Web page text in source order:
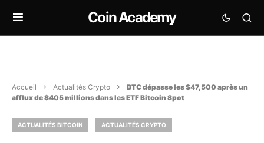
Coin Academy
Accueil Actualités Crypto
BTC dépasse les $47,500 après un
afflux de $405 millions dans les ETF Bitcoin Spot
ACTUALITÉS BITCOIN ACTUALITÉS CRYPTO